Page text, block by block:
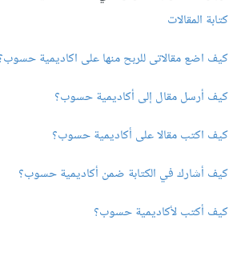
كتابة المقالات
كيف اضع مقالاتى للربح منها على اكاديمية حسوب؟
كيف أرسل مقال إلى أكاديمية حسوب؟
كيف اكتب مقالا على أكاديمية حسوب؟
كيف أشارك في الكتابة ضمن أكاديمية حسوب؟
كيف أكتب لأكاديمية حسوب؟